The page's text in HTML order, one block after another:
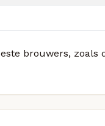
brouwers, zoals